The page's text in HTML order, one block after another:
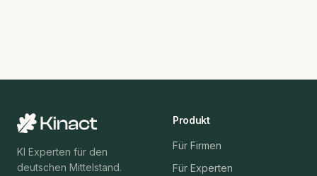
KI Experten für den
deutschen Mittelstand.
Produkt
Für Firmen
Für Experten